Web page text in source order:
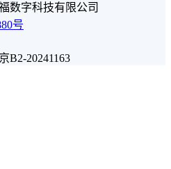
数字科技有限公司
号
B2-20241163